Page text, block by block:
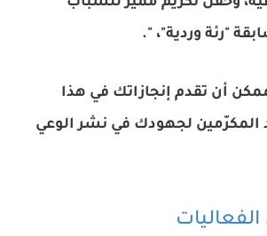
"رئة وردية"، ".
أن تقدم إنجازاتك في هذا
المكرّمين لجهودك في نشر الوعي